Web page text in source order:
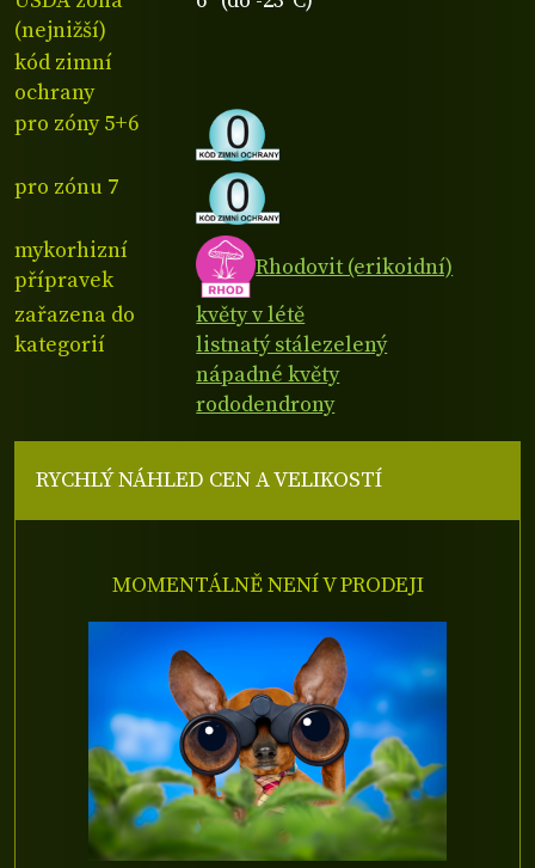
(nejnižší)
kód zimní
ochrany
pro zóny 5+6
pro zónu 7
mykorhizní
přípravek
Rhodovit (erikoidní)
zařazena do
kategorií
květy v létě
listnatý stálezelený
nápadné květy
rododendrony
RYCHLÝ NÁHLED CEN A VELIKOSTÍ
MOMENTÁLNĚ NENÍ V PRODEJI